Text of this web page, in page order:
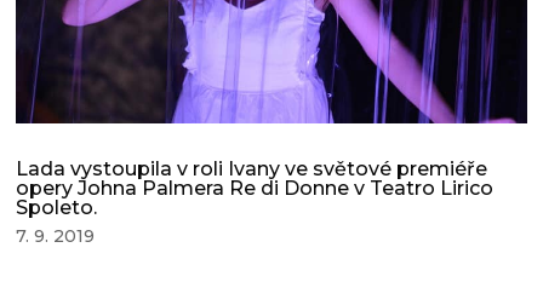
Lada vystoupila v roli Ivany ve světové premiéře
opery Johna Palmera Re di Donne v Teatro Lirico
Spoleto.
7. 9. 2019